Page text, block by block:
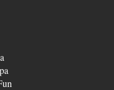
804 Portimão - Algarve